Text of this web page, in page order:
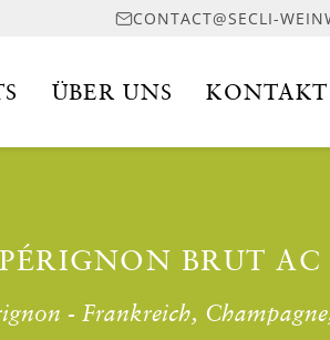
CONTACT@SECLI-
ÜBER UNS KONTAKT
BRUT AC
- Frankreich,